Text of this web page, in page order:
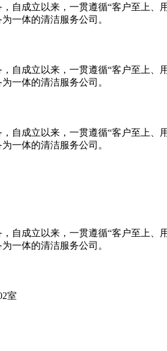
自成立以来，一贯遵循“客户至上
一体的清洁服务公司。
自成立以来，一贯遵循“客户至上
一体的清洁服务公司。
自成立以来，一贯遵循“客户至上
一体的清洁服务公司。
自成立以来，一贯遵循“客户至上
一体的清洁服务公司。
室